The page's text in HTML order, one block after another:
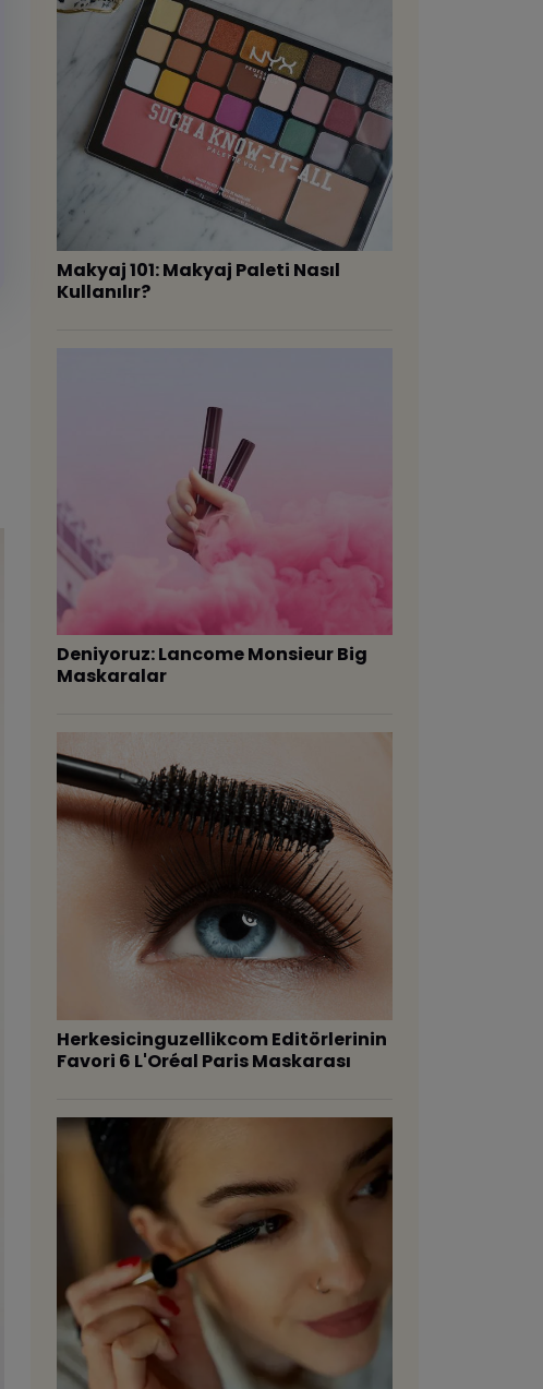
Makyaj 101: Makyaj Paleti Nasıl
Kullanılır?
Deniyoruz: Lancome Monsieur Big
Maskaralar
Herkesicinguzellikcom Editörlerinin
Favori 6 L'Oréal Paris Maskarası